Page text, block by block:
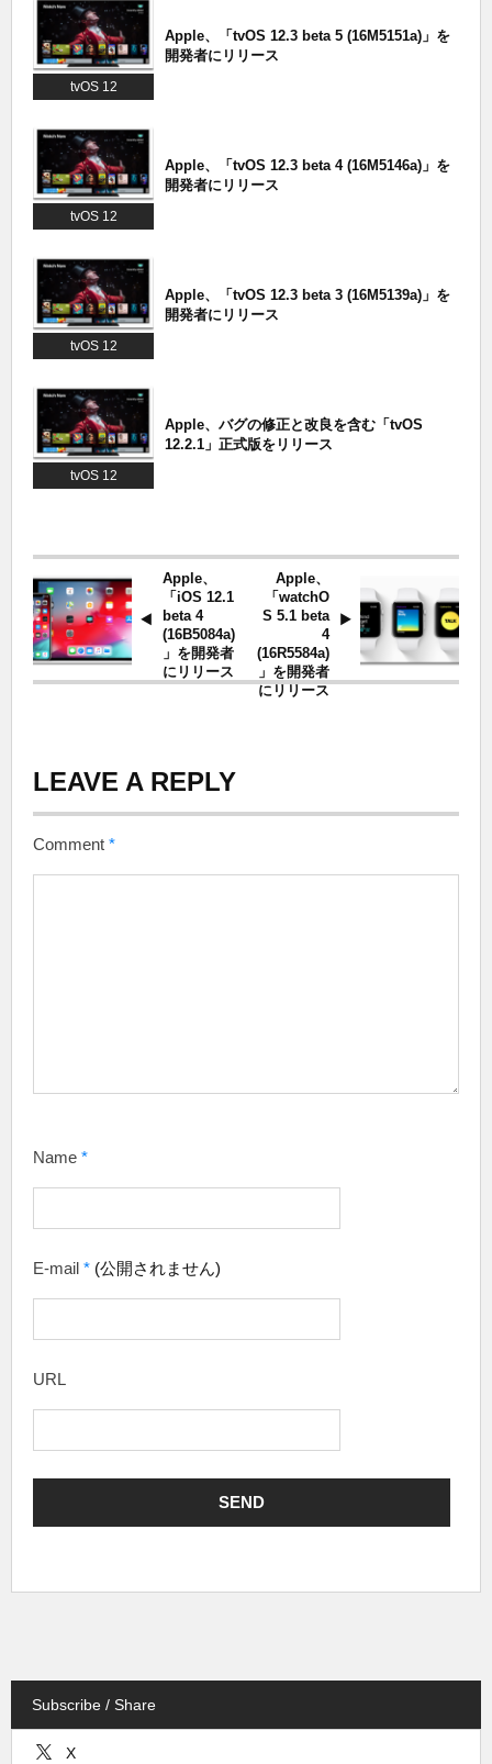
tvOS 12
Apple、「tvOS 12.3 beta 5 (16M5151a)」を
開発者にリリース
tvOS 12
Apple、「tvOS 12.3 beta 4 (16M5146a)」を
開発者にリリース
tvOS 12
Apple、「tvOS 12.3 beta 3 (16M5139a)」を
開発者にリリース
tvOS 12
Apple、バグの修正と改良を含む「tvOS
12.2.1」正式版をリリース
Apple、
「iOS 12.1
beta 4
(16B5084a)
」を開発者
にリリース
Apple、
「watchO
S 5.1 beta
4
(16R5584a)
」を開発者
にリリース
LEAVE A REPLY
Comment *
Name *
E-mail * (公開されません)
URL
Subscribe / Share
X